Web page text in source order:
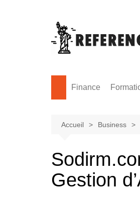
Finance
Accueil Business
Gestion